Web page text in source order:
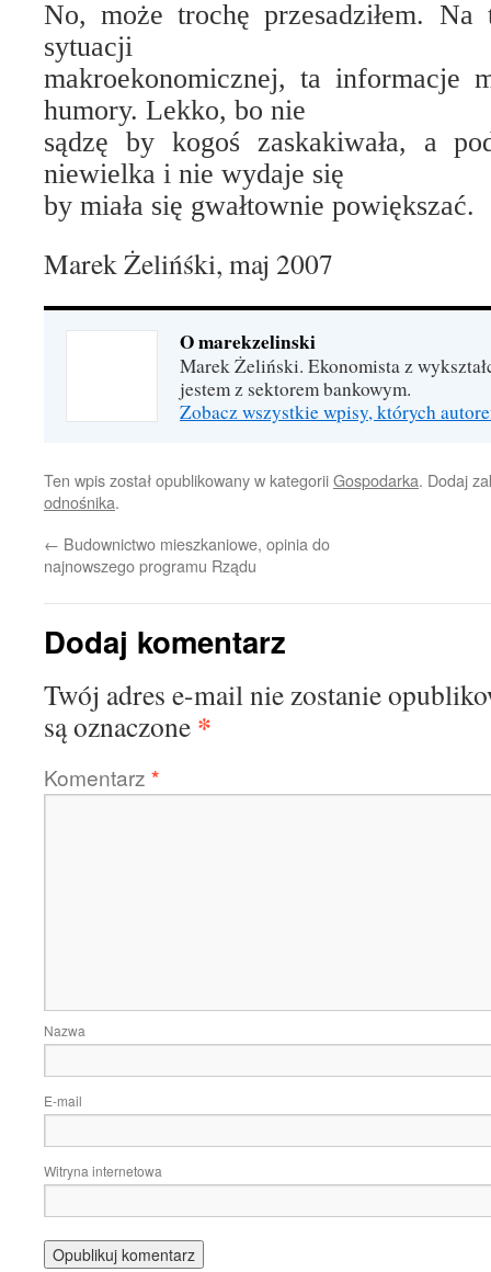
No, może trochę przesadziłem.
sytuacji
makroekonomicznej, ta informacje
humory. Lekko, bo nie
sądzę by kogoś zaskakiwała, a
niewielka i nie wydaje się
by miała się gwałtownie powiększać.
Marek Żelińśki, maj 2007
O marekzelinski
Marek Żeliński. Ekonomista z
jestem z sektorem bankowym.
Zobacz wszystkie wpisy, których
Ten wpis został opublikowany w kategoriiGospodarka. Dodaj
odnośnika.
← Budownictwo mieszkaniowe, opinia do
najnowszego programu Rządu
Dodaj komentarz
Twój adres e-mail nie zostanie
są oznaczone *
Komentarz *
Nazwa
E-mail
Witryna internetowa